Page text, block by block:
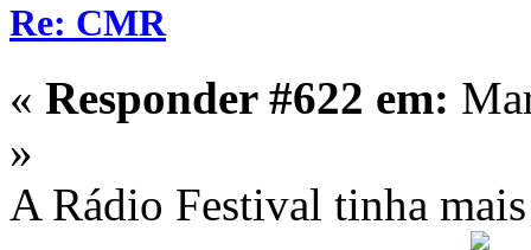
Re: CMR
« Responder #622 em:
»
A Rádio Festival tinha